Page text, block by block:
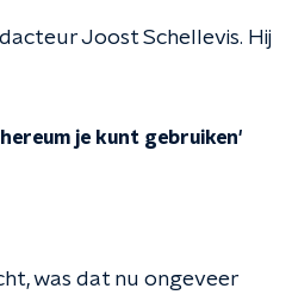
Joost Schellevis. Hij
je kunt gebruiken'
was dat nu ongeveer